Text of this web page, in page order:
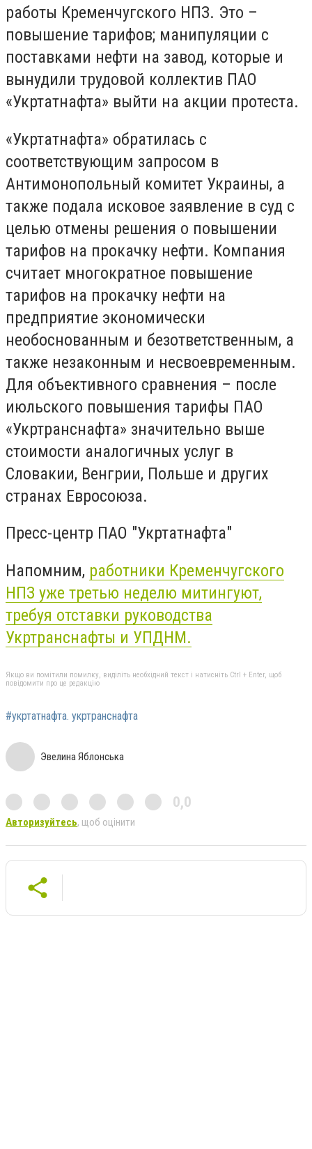
работы Кременчугского НПЗ. Это –
повышение тарифов; манипуляции с
поставками нефти на завод, которые и
вынудили трудовой коллектив ПАО
«Укртатнафта» выйти на акции протеста.
«Укртатнафта» обратилась с
соответствующим запросом в
Антимонопольный комитет Украины, а
также подала исковое заявление в суд с
целью отмены решения о повышении
тарифов на прокачку нефти. Компания
считает многократное повышение
тарифов на прокачку нефти на
предприятие экономически
необоснованным и безответственным, а
также незаконным и несвоевременным.
Для объективного сравнения – после
июльского повышения тарифы ПАО
«Укртранснафта» значительно выше
стоимости аналогичных услуг в
Словакии, Венгрии, Польше и других
странах Евросоюза.
Пресс-центр ПАО "Укртатнафта"
Напомним, работники Кременчугского
НПЗ уже третью неделю митингуют,
требуя отставки руководства
Укртранснафты и УПДНМ.
Якщо ви помітили помилку, виділіть необхідний текст і натисніть Ctrl + Enter, щоб
повідомити про це редакцію
#укртатнафта. укртранснафта
Эвелина Яблонська
0,0
Авторизуйтесь, щоб оцінити